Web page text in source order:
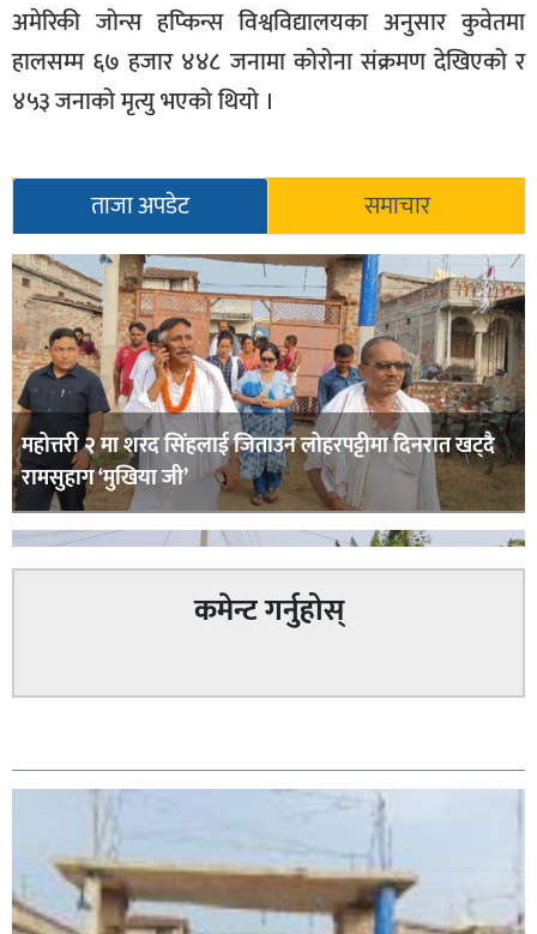
अमेरिकी जोन्स हप्किन्स विश्वविद्यालयका अनुसार कुवेतमा
हालसम्म ६७ हजार ४४८ जनामा कोरोना संक्रमण देखिएको र
४५३ जनाको मृत्यु भएको थियो ।
ताजा अपडेट समाचार
महोत्तरी २ मा शरद सिंहलाई जिताउन लोहरपट्टीमा दिनरात खट्दै
रामसुहाग ‘मुखिया जी’
कमेन्ट गर्नुहोस्